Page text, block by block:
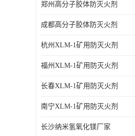
郑州高分子胶体防灭火剂
成都高分子胶体防灭火剂
杭州XLM-1矿用防灭火剂
福州XLM-1矿用防灭火剂
长春XLM-1矿用防灭火剂
南宁XLM-1矿用防灭火剂
长沙纳米氢氧化镁厂家